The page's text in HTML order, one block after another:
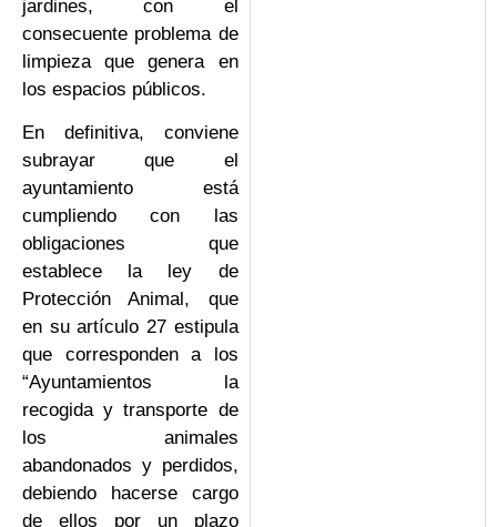
jardines, con el
consecuente problema de
limpieza que genera en
los espacios públicos.
En definitiva, conviene
subrayar que el
ayuntamiento está
cumpliendo con las
obligaciones que
establece la ley de
Protección Animal, que
en su artículo 27 estipula
que corresponden a los
“Ayuntamientos la
recogida y transporte de
los animales
abandonados y perdidos,
debiendo hacerse cargo
de ellos por un plazo